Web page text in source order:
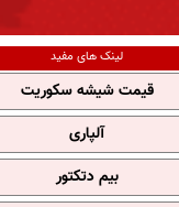
لینک های مفید
قیمت شیشه سکوریت
آلپاری
بیم دتکتور